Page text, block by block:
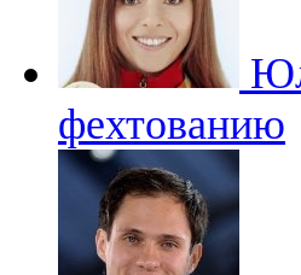
фехтованию